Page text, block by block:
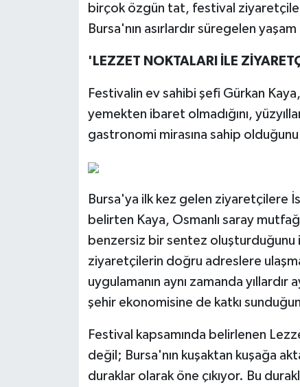
birçok özgün tat, festival
Bursa'nın asırlardır süregelen
'LEZZET NOKTALARI İLE
Festivalin ev sahibi şefi Gürkan
yemekten ibaret olmadığını,
gastronomi mirasına sahip
Bursa'ya ilk kez gelen ziyaretçilere
belirten Kaya, Osmanlı saray
benzersiz bir sentez oluşturduğunu
ziyaretçilerin doğru adreslere
uygulamanın aynı zamanda
şehir ekonomisine de katkı
Festival kapsamında belirlenen
değil; Bursa'nın kuşaktan kuşağa
duraklar olarak öne çıkıyor. Bu